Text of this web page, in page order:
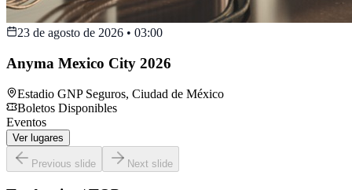
23 de agosto de 2026 • 03:00
Anyma Mexico City 2026
Estadio GNP Seguros, Ciudad de México
Boletos Disponibles
Eventos
Ver lugares
Previous slide Next slide